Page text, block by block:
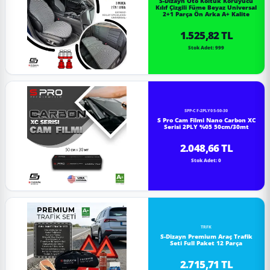
Kılıf Çizgili Füme Beyaz Universal
2+1 Parça Ön Arka A+ Kalite
1.525,82 TL
Stok Adet: 999
SPP-CF-2PLY05-50-30
S Pro Cam Filmi Nano Carbon XC
Serisi 2PLY %05 50cm/30mt
2.048,66 TL
Stok Adet: 0
TRFK
S-Dizayn Premium Araç Trafik
Seti Full Paket 12 Parça
2.715,71 TL